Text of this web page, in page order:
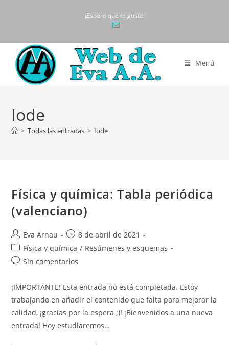
¡Espero que te guste!
Menú
Iode
> Todas las entradas > Iode
Física y química: Tabla periódica
(valenciano)
Autor
de
la
entrada:
Eva Arnau
Publicación
de
entrada:
8 de abril de 2021
Categoría
de
Física y química / Resúmenes y esquemas
Comentarios
la
entrada:
Sin comentarios
¡IMPORTANTE! Esta entrada no está completada. Estoy
trabajando en añadir el contenido que falta para mejorar la
calidad, ¡gracias por la espera ;)! ¡Bienvenidos a una nueva
entrada! Hoy estudiaremos…